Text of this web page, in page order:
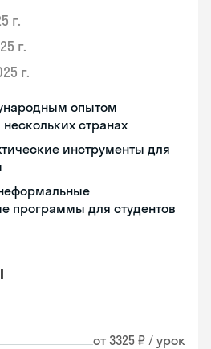
г.
г.
г.
опытом
странах
инструменты для
программы для студентов
от 3325 ₽ / урок